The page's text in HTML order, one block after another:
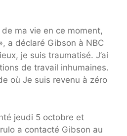
ma vie en ce moment,
a déclaré Gibson à NBC
je suis traumatisé. J’ai
de travail inhumaines.
où Je suis revenu à zéro
jeudi 5 octobre et
a contacté Gibson au